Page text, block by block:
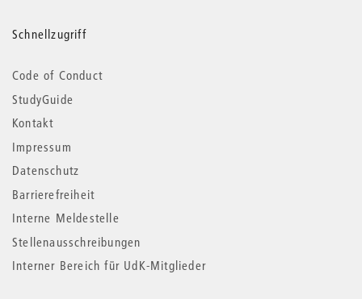
Schnellzugriff
Code of Conduct
StudyGuide
Kontakt
Impressum
Datenschutz
Barrierefreiheit
Interne Meldestelle
Stellenausschreibungen
Interner Bereich für UdK-Mitglieder